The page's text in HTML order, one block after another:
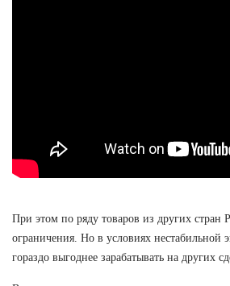
При этом по ряду товаров из других стран
ограничения. Но в условиях нестабильной
гораздо выгоднее зарабатывать на других